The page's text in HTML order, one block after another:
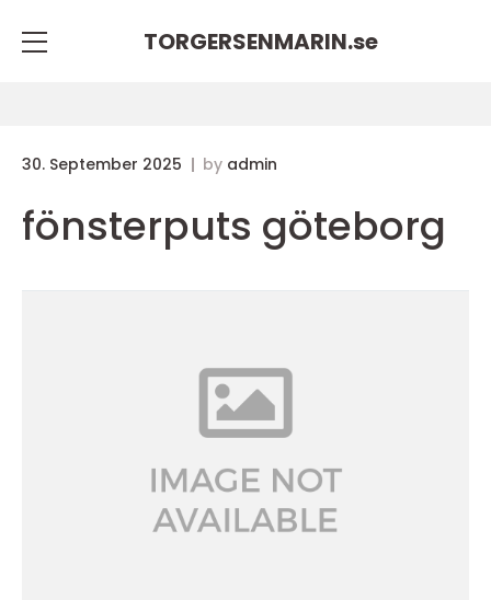
TORGERSENMARIN.se
30. September 2025 by admin
fönsterputs göteborg